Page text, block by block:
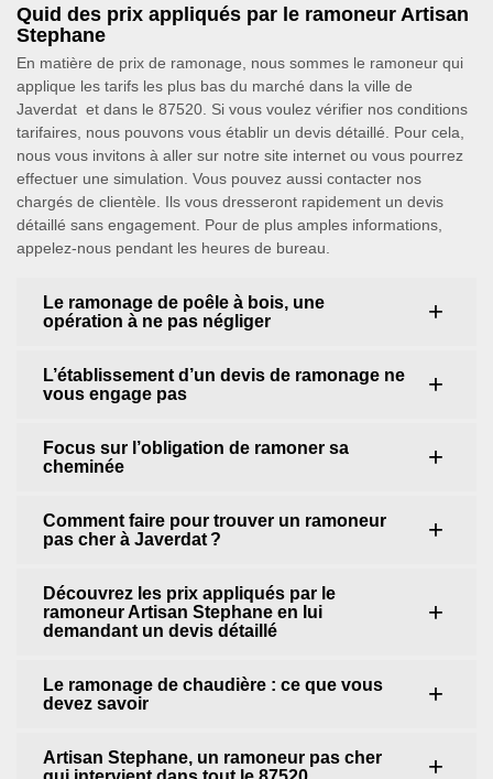
Quid des prix appliqués par le ramoneur Artisan
Stephane
En matière de prix de ramonage, nous sommes le ramoneur qui
applique les tarifs les plus bas du marché dans la ville de
Javerdat et dans le 87520. Si vous voulez vérifier nos conditions
tarifaires, nous pouvons vous établir un devis détaillé. Pour cela,
nous vous invitons à aller sur notre site internet ou vous pourrez
effectuer une simulation. Vous pouvez aussi contacter nos
chargés de clientèle. Ils vous dresseront rapidement un devis
détaillé sans engagement. Pour de plus amples informations,
appelez-nous pendant les heures de bureau.
Le ramonage de poêle à bois, une
opération à ne pas négliger
L’établissement d’un devis de ramonage ne
vous engage pas
Focus sur l’obligation de ramoner sa
cheminée
Comment faire pour trouver un ramoneur
pas cher à Javerdat ?
Découvrez les prix appliqués par le
ramoneur Artisan Stephane en lui
demandant un devis détaillé
Le ramonage de chaudière : ce que vous
devez savoir
Artisan Stephane, un ramoneur pas cher